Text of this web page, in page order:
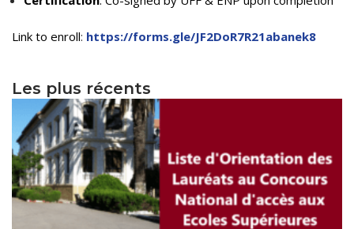
Classes Préparatoires
Programmes Pédagogiques
Stages
Diplômes
Imprimés des œuvres Sociales
Imprimes de post graduation
Charte de Déontologie et D’éthique Universitaires
Link to enroll: https://forms.gle/JF2DoR7R21abanek8
Les plus récents